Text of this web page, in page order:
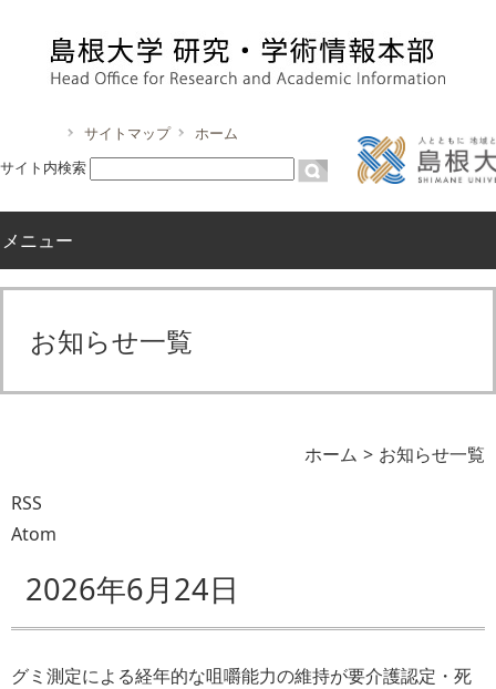
サイトマップ
ホーム
サイト内検索
メニュー
お知らせ一覧
ホーム
お知らせ一覧
RSS
Atom
2026年6月24日
グミ測定による経年的な咀嚼能力の維持が要介護認定・死